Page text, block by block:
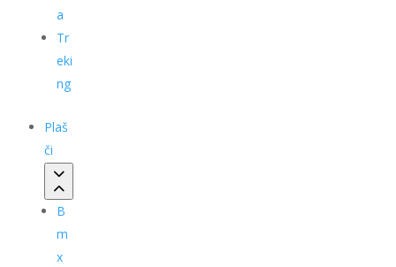
a
Tr
eki
ng
Plaš
či
B
m
x